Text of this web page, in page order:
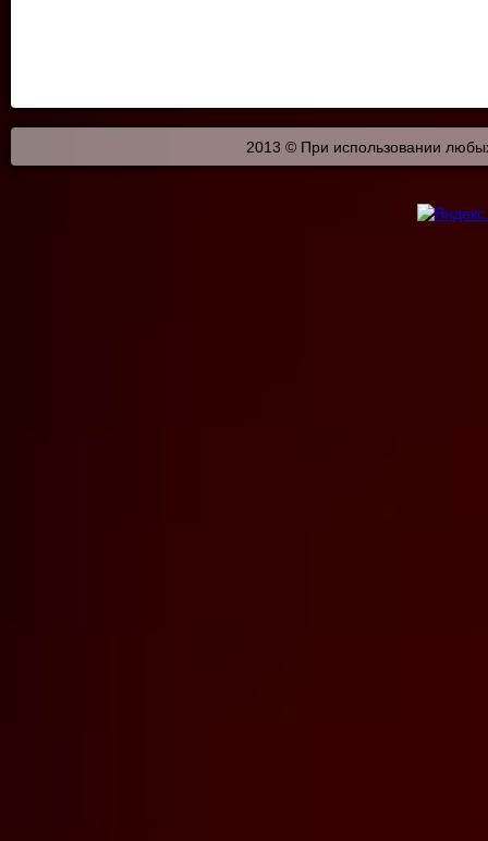
2013 © При использовании